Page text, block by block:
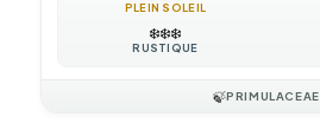
PLEIN SOLEIL
❄️❄️❄️
RUSTIQUE
🍃PRIMULACEAE